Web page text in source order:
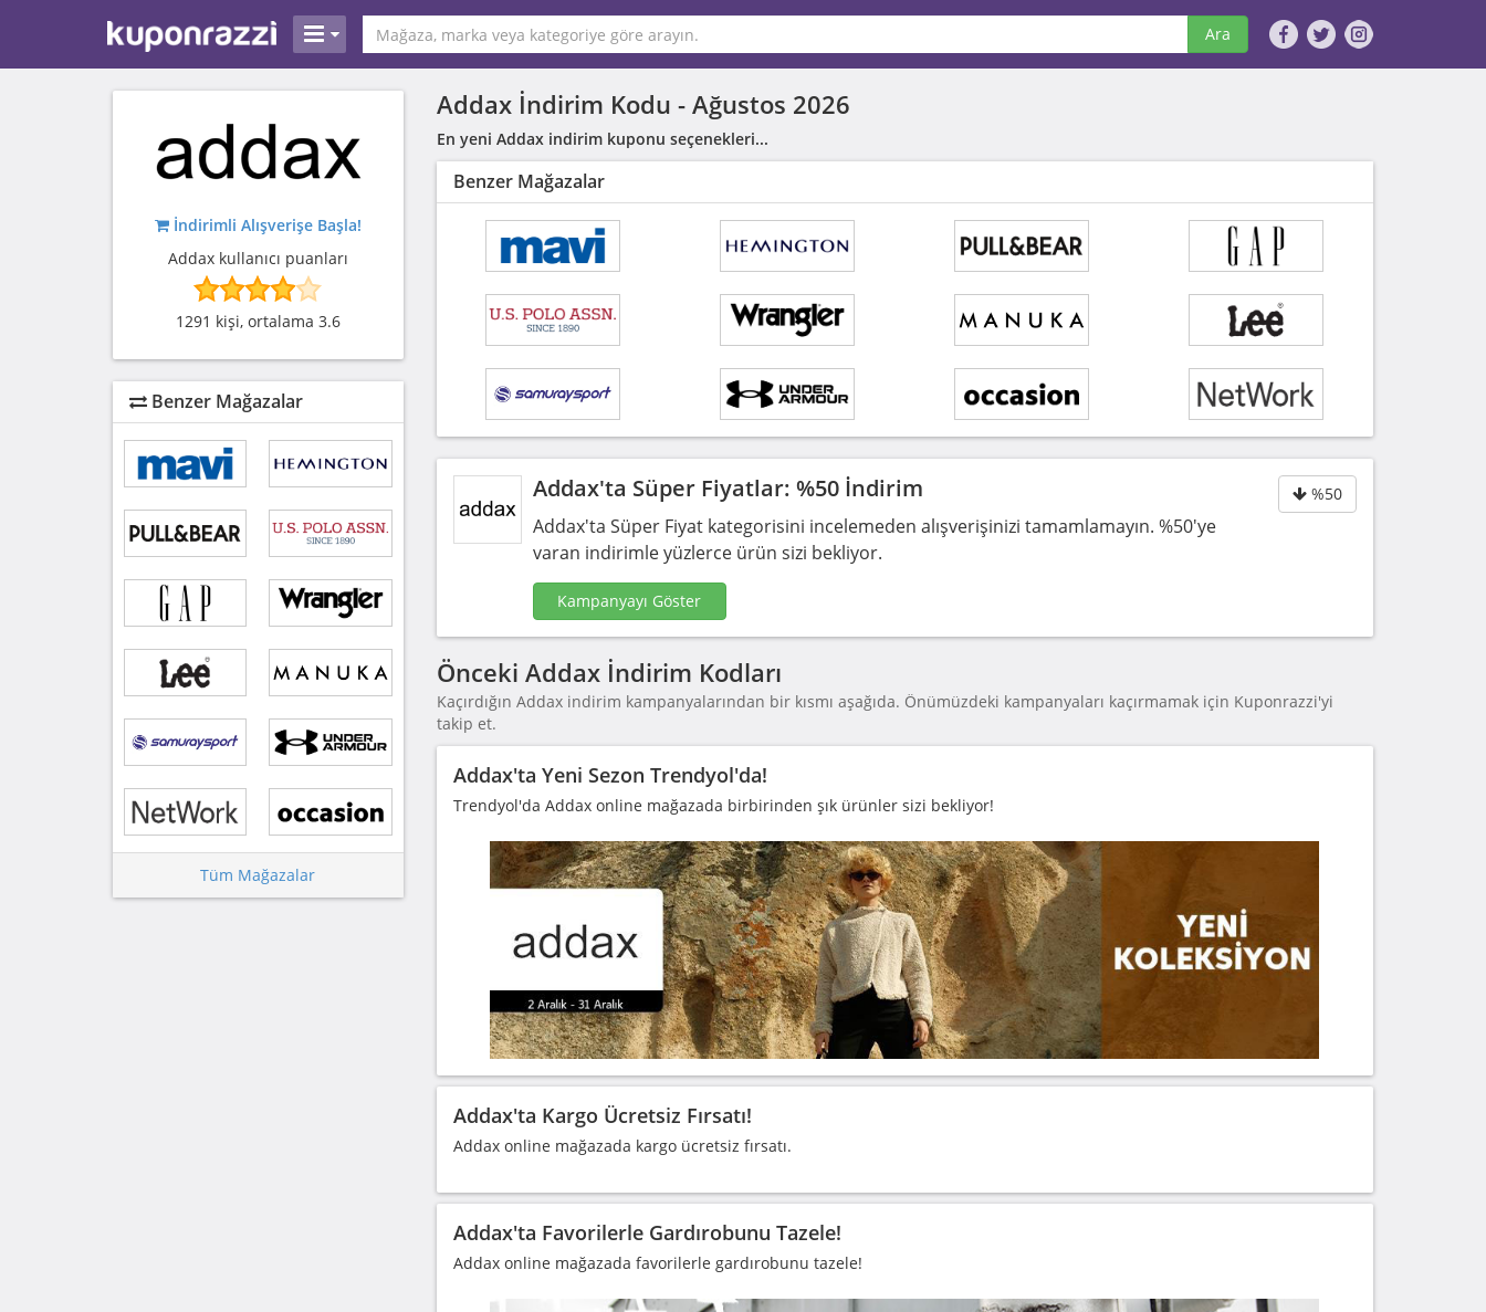
Ara
Addax İndirim Kodu - Ağustos 2026
En yeni Addax indirim kuponu seçenekleri...
İndirimli Alışverişe Başla!
Addax kullanıcı puanları
1291 kişi, ortalama 3.6
Benzer Mağazalar
%50
Addax'ta Süper Fiyatlar: %50 İndirim
Addax'ta Süper Fiyat kategorisini incelemeden alışverişinizi tamamlamayın. %50'ye
varan indirimle yüzlerce ürün sizi bekliyor.
Kampanyayı Göster
Önceki Addax İndirim Kodları
Kaçırdığın Addax indirim kampanyalarından bir kısmı aşağıda. Önümüzdeki kampanyaları kaçırmamak için Kuponrazzi'yi
takip et.
Addax'ta Yeni Sezon Trendyol'da!
Trendyol'da Addax online mağazada birbirinden şık ürünler sizi bekliyor!
Addax'ta Kargo Ücretsiz Fırsatı!
Addax online mağazada kargo ücretsiz fırsatı.
Addax'ta Favorilerle Gardırobunu Tazele!
Addax online mağazada favorilerle gardırobunu tazele!
Benzer Mağazalar
Tüm Mağazalar